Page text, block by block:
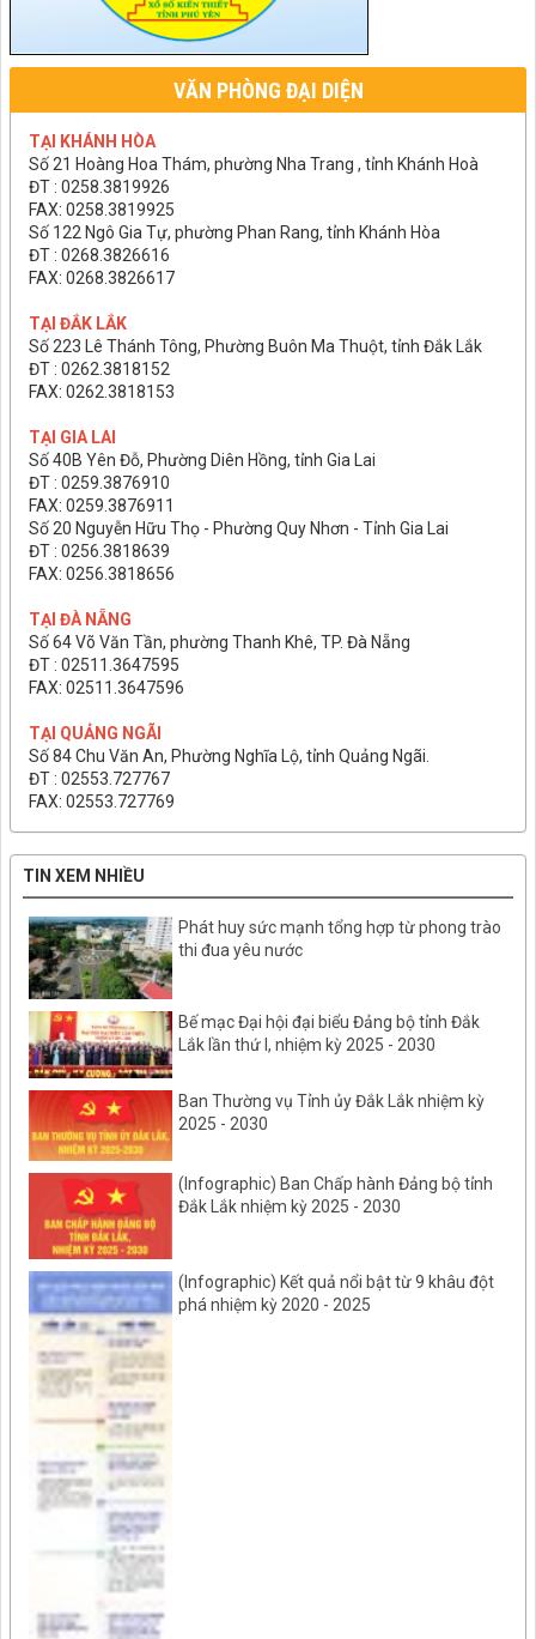
VĂN PHÒNG ĐẠI DIỆN
TẠI KHÁNH HÒA
Số 21 Hoàng Hoa Thám, phường Nha Trang , tỉnh Khánh Hoà
ĐT : 0258.3819926
FAX: 0258.3819925
Số 122 Ngô Gia Tự, phường Phan Rang, tỉnh Khánh Hòa
ĐT : 0268.3826616
FAX: 0268.3826617
TẠI ĐẮK LẮK
Số 223 Lê Thánh Tông, Phường Buôn Ma Thuột, tỉnh Đắk Lắk
ĐT : 0262.3818152
FAX: 0262.3818153
TẠI GIA LAI
Số 40B Yên Đỗ, Phường Diên Hồng, tỉnh Gia Lai
ĐT : 0259.3876910
FAX: 0259.3876911
Số 20 Nguyễn Hữu Thọ - Phường Quy Nhơn - Tỉnh Gia Lai
ĐT : 0256.3818639
FAX: 0256.3818656
TẠI ĐÀ NẴNG
Số 64 Võ Văn Tần, phường Thanh Khê, TP. Đà Nẵng
ĐT : 02511.3647595
FAX: 02511.3647596
TẠI QUẢNG NGÃI
Số 84 Chu Văn An, Phường Nghĩa Lộ, tỉnh Quảng Ngãi.
ĐT : 02553.727767
FAX: 02553.727769
TIN XEM NHIỀU
Phát huy sức mạnh tổng hợp từ phong trào
thi đua yêu nước
Bế mạc Đại hội đại biểu Đảng bộ tỉnh Đắk
Lắk lần thứ I, nhiệm kỳ 2025 - 2030
Ban Thường vụ Tỉnh ủy Đắk Lắk nhiệm kỳ
2025 - 2030
(Infographic) Ban Chấp hành Đảng bộ tỉnh
Đắk Lắk nhiệm kỳ 2025 - 2030
(Infographic) Kết quả nổi bật từ 9 khâu đột
phá nhiệm kỳ 2020 - 2025